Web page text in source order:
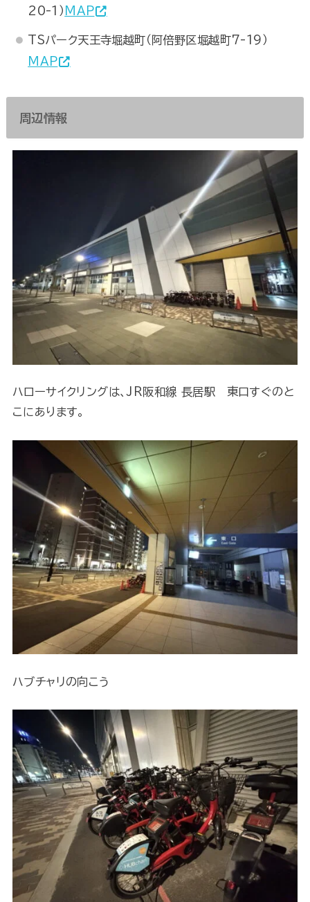
20-1） MAP
TSパーク天王寺堀越町（阿倍野区堀越町7-19）
MAP
周辺情報
ハローサイクリングは、JR阪和線 長居駅 東口すぐのと
こにあります。
ハブチャリの向こう